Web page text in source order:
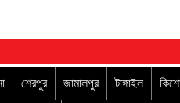
শেরপুর জামালপুর টাঙ্গাইল